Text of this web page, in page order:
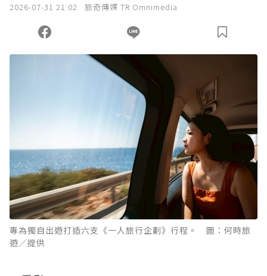
2026-07-31 21:02 旅奇傳媒 TR Omnimedia
專為獨自出遊打造六支《一人旅行企劃》行程。 圖：何時旅
遊／提供